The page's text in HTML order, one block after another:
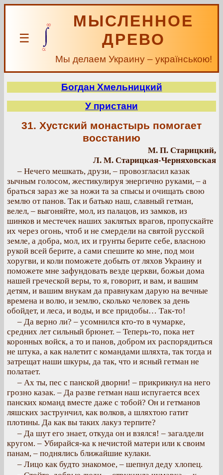
☰
МЫСЛЕННОЕ
ДРЕВО
Мы делаем Украину – українською!
Богдан Хмельницкий
У пристани
31. Хустский монастырь помогает
восстанию
М. П. Старицкий,
Л. М. Старицкая-Черняховская
– Нечего мешкать, друзи, – провозгласил казак
зычным голосом, жестикулируя энергично руками, – а
браться зараз же за ножи та за спысы и очищать свою
землю от панов. Так и батько наш, славный гетман,
велел, – выгоняйте, мол, из палацов, из замков, из
шинков и местечек наших заклятых врагов, пропускайте
их через огонь, чтоб и не смердели на святой русской
земле, а добра, мол, их и грунты берите себе, власною
рукой всей берите, а сами спешите ко мне, под мои
хоругви, и коли поможете добыть от ляхов Украину и
поможете мне зафундовать везде церкви, божьи дома
нашей греческой веры, то я, говорит, и вам, и вашим
детям, и вашим внукам да правнукам дарую на вечные
времена и волю, и землю, сколько человек за день
обойдет, и леса, и воды, и все придобы… Так-то!
– Да верно ли? – усомнился кто-то в чумарке,
средних лет сильный брюнет. – Теперь-то, пока нет
коронных войск, а то и панов, добром их распорядиться
не штука, а как налетит с командами шляхта, так тогда и
затрещат наши шкуры, да так, что и ясный гетман не
полатает.
– Ах ты, пес с панской дворни! – прикрикнул на него
грозно казак. – Да разве гетман наш испугается всех
панских команд вместе даже с тобой? Он и гетманов
ляшских заструнчил, как волков, а шляхтою гатит
плотины. Да как вы таких лакуз терпите?
– Да шут его знает, откуда он и взялся! – загалдели
кругом. – Убирайся-ка к нечистой матери или к своим
панам, – поднялись ближайшие кулаки.
– Лицо как будто знакомое, – шепнул деду хлопец.